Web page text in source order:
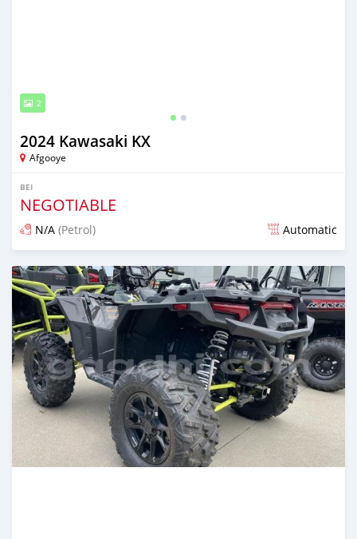
2
2024 Kawasaki KX
Afgooye
BEI
NEGOTIABLE
N/A (Petrol) Automatic
Ilitangazwa kama miaka 2 iliopita